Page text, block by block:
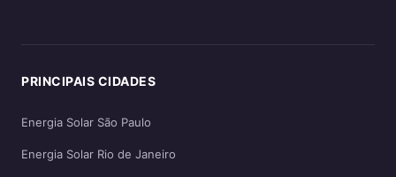
PRINCIPAIS CIDADES
Energia Solar São Paulo
Energia Solar Rio de Janeiro